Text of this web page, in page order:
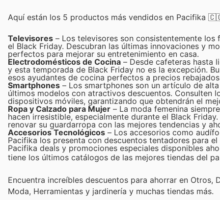
Aquí están los 5 productos más vendidos en Pacifika
Televisores – Los televisores son consistentemente
el Black Friday. Descubran las últimas innovaciones y
perfectos para mejorar su entretenimiento en casa.
Electrodomésticos de Cocina – Desde cafeteras hasta
y esta temporada de Black Friday no es la excepción.
esos ayudantes de cocina perfectos a precios
Smartphones – Los smartphones son un artículo de
últimos modelos con atractivos descuentos. Consulten
dispositivos móviles, garantizando que obtendrán el
Ropa y Calzado para Mujer – La moda femenina
hacen irresistible, especialmente durante el Black
renovar su guardarropa con las mejores tendencias y
Accesorios Tecnológicos – Los accesorios como
Pacifika los presenta con descuentos tentadores para
Pacifika deals y promociones especiales disponibles
tiene los últimos catálogos de las mejores tiendas del
Encuentra increíbles descuentos para ahorrar en Otros,
Moda, Herramientas y jardinería y muchas tiendas más.